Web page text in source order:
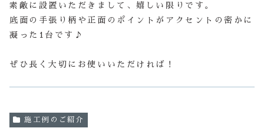
素敵に設置いただきまして、嬉しい限りです。
底面の手張り柄や正面のポイントがアクセントの密かに
凝った1台です♪
ぜひ長く大切にお使いいただければ！
施工例のご紹介